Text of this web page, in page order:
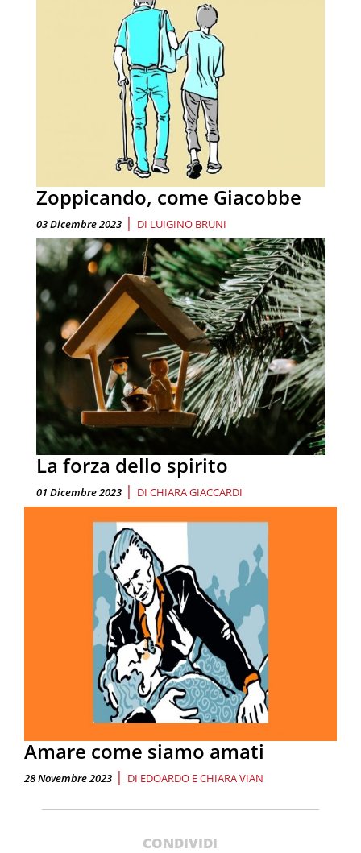
Zoppicando, come Giacobbe
03 Dicembre 2023 | DI LUIGINO BRUNI
La forza dello spirito
01 Dicembre 2023 | DI CHIARA GIACCARDI
Amare come siamo amati
28 Novembre 2023 | DI EDOARDO E CHIARA VIAN
CONDIVIDI